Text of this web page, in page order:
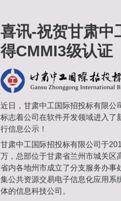
喜讯-祝贺甘肃中
得CMMI3级认证
近日，甘肃中工国际招投标有限公
标志着公司在软件开发领域进入了
行信息公示！
甘肃中工国际招投标有限公司于
万，总部位于甘肃省兰州市城关区
省内各地州市成立了分支服务办事
集公共资源交易电子信息化应用系
体的信息科技公司。